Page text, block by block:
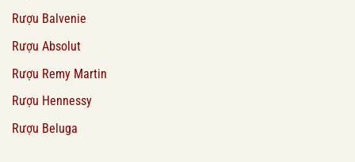
Rượu Balvenie
Rượu Absolut
Rượu Remy Martin
Rượu Hennessy
Rượu Beluga